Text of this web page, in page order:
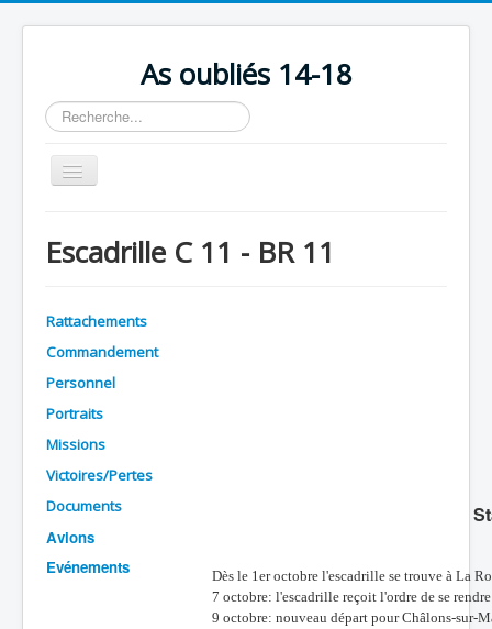
As oubliés 14-18
Rechercher
Basculer
la
Chronologie
Avions
Personnels
Formation
Doctrines
Les As
Escadrille C 11 - BR 11
Rattachements
Commandement
Personnel
Portraits
Missions
Victoires/Pertes
Documents
Avions
Evénements
Dès le 1er octobre l'escadrille se trouve à La
7 octobre: l'escadrille reçoit l'ordre de se
9 octobre: nouveau départ pour Châlons-sur-